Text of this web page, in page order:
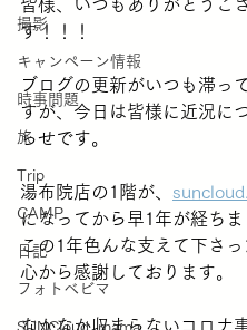
撮影
キャンペーン情報
時事問題
旅
Trip
CAMP
日記
フォトベビマ
SUNCloud. mama
皆様、いつもありがとうご
す！！！
ブログの更新がいつも滞っ
すが、今日は皆様に近況に
らせです。
湯布院店の1階が、
になってから早1年が経ちま
この1年色んな支えて下さっ
心から感謝しております。
なかなか収まらないコロナ